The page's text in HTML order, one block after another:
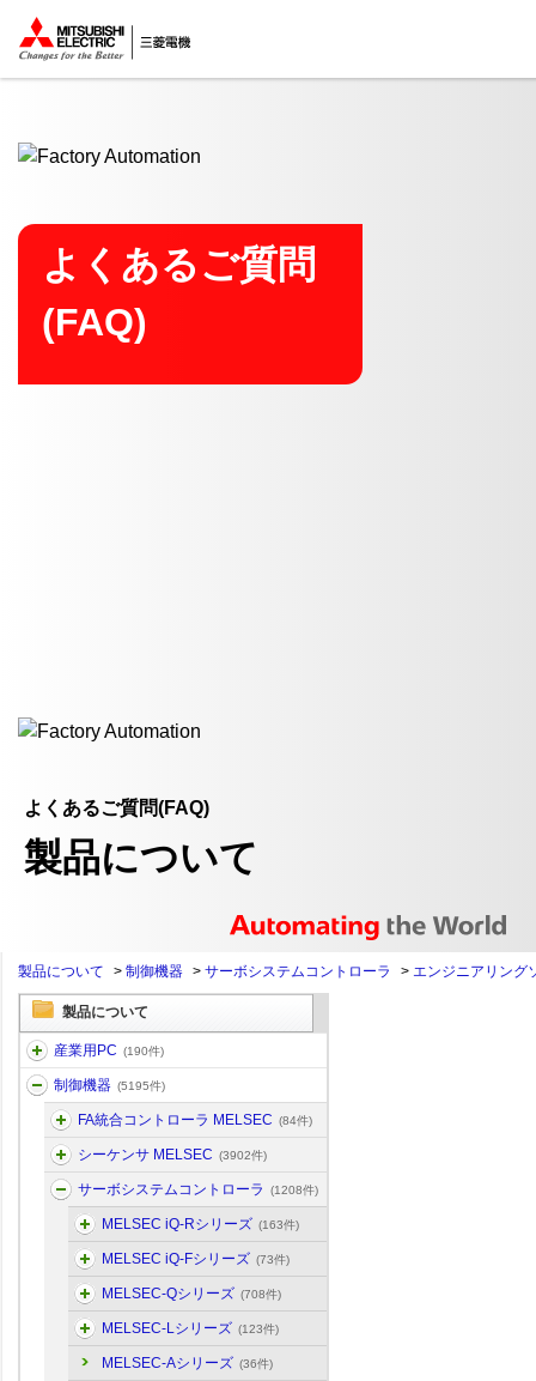
ここから本文
よくあるご質問
(FAQ)
よくあるご質問(FAQ)
製品について
製品について > 制御機器 > サーボシステムコントローラ > エンジニアリング
製品について
産業用PC (190件)
制御機器 (5195件)
FA統合コントローラ MELSEC (84件)
シーケンサ MELSEC (3902件)
サーボシステムコントローラ (1208件)
MELSEC iQ-Rシリーズ (163件)
MELSEC iQ-Fシリーズ (73件)
MELSEC-Qシリーズ (708件)
MELSEC-Lシリーズ (123件)
MELSEC-Aシリーズ (36件)